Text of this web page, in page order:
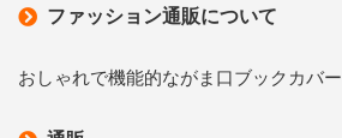
ファッション通販について
おしゃれで機能的ながま口ブックカバー